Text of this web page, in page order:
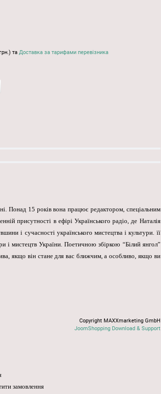
та Доставка за тарифами перевізника
Понад 15 років вона працює редактором, спеціальним
присутності в ефірі Українського радіо, де Наталія
і сучасності українського мистецтва і культури. її
і мистецтв України. Поетичною збіркою “Білий янгол”
якщо він стане для вас ближчим, а особливо, якщо ви
Copyright MAXXmarketing GmbH
JoomShopping Download & Support
замовлення